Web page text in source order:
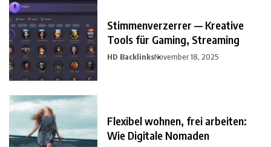
Stimmenverzerrer — Kreative
Tools für Gaming, Streaming
HD BacklinksNovember 18, 2025
Flexibel wohnen, frei arbeiten:
Wie Digitale Nomaden